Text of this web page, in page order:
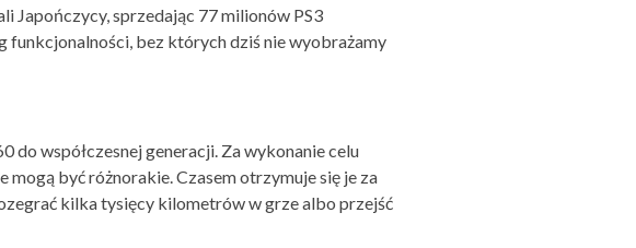
Japończycy, sprzedając 77 milionów PS3
bez których dziś nie wyobrażamy
do współczesnej generacji. Za wykonanie celu
być różnorakie. Czasem otrzymuje się je za
kilka tysięcy kilometrów w grze albo przejść